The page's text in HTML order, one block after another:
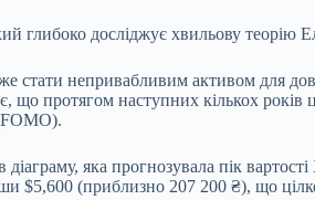
глибоко досліджує хвильову теорію
стати непривабливим активом для
що протягом наступних кількох років
яка прогнозувала пік
$5,600 (приблизно 207 200 ₴), що